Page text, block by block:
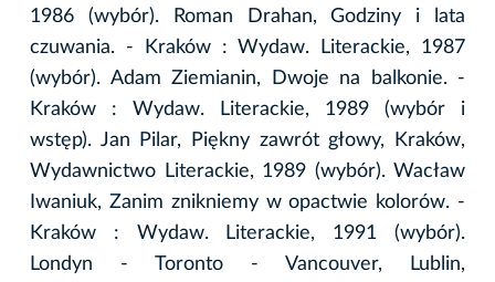
1986 (wybór). Roman Drahan, Godziny i lata
czuwania. - Kraków : Wydaw. Literackie, 1987
(wybór). Adam Ziemianin, Dwoje na balkonie. -
Kraków : Wydaw. Literackie, 1989 (wybór i
wstęp). Jan Pilar, Piękny zawrót głowy, Kraków,
Wydawnictwo Literackie, 1989 (wybór). Wacław
Iwaniuk, Zanim znikniemy w opactwie kolorów. -
Kraków : Wydaw. Literackie, 1991 (wybór).
Londyn - Toronto - Vancouver, Lublin,